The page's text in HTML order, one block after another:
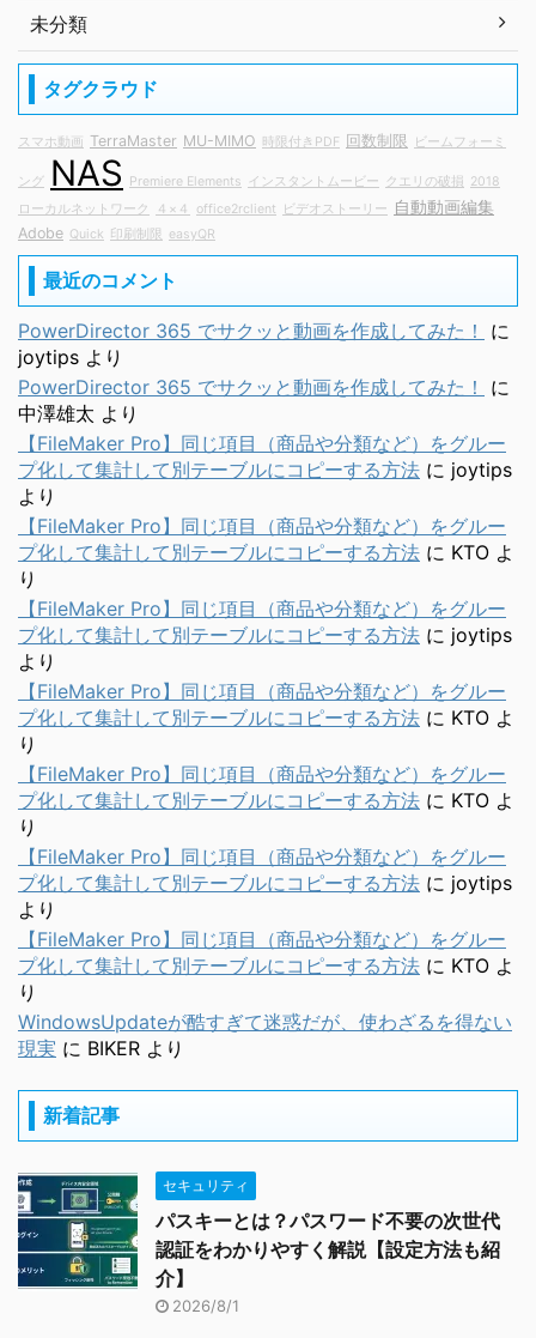
未分類
タグクラウド
スマホ動画 TerraMaster MU-MIMO 時限付きPDF 回数制限 ビームフォーミ
ング NAS Premiere Elements インスタントムービー クエリの破損 2018
ローカルネットワーク
４×４ office2rclient ビデオストーリー 自動動画編集
Adobe Quick 印刷制限 easyQR
最近のコメント
PowerDirector 365 でサクッと動画を作成してみた！
に
joytips より
PowerDirector 365 でサクッと動画を作成してみた！
に
中澤雄太 より
【FileMaker Pro】同じ項目（商品や分類など）をグルー
プ化して集計して別テーブルにコピーする方法 に joytips
より
【FileMaker Pro】同じ項目（商品や分類など）をグルー
プ化して集計して別テーブルにコピーする方法 に KTO よ
り
【FileMaker Pro】同じ項目（商品や分類など）をグルー
プ化して集計して別テーブルにコピーする方法 に joytips
より
【FileMaker Pro】同じ項目（商品や分類など）をグルー
プ化して集計して別テーブルにコピーする方法 に KTO よ
り
【FileMaker Pro】同じ項目（商品や分類など）をグルー
プ化して集計して別テーブルにコピーする方法 に KTO よ
り
【FileMaker Pro】同じ項目（商品や分類など）をグルー
プ化して集計して別テーブルにコピーする方法 に joytips
より
【FileMaker Pro】同じ項目（商品や分類など）をグルー
プ化して集計して別テーブルにコピーする方法 に KTO よ
り
WindowsUpdateが酷すぎて迷惑だが、使わざるを得ない
現実 に BIKER より
新着記事
セキュリティ
パスキーとは？パスワード不要の次世代
認証をわかりやすく解説【設定方法も紹
介】
2026/8/1